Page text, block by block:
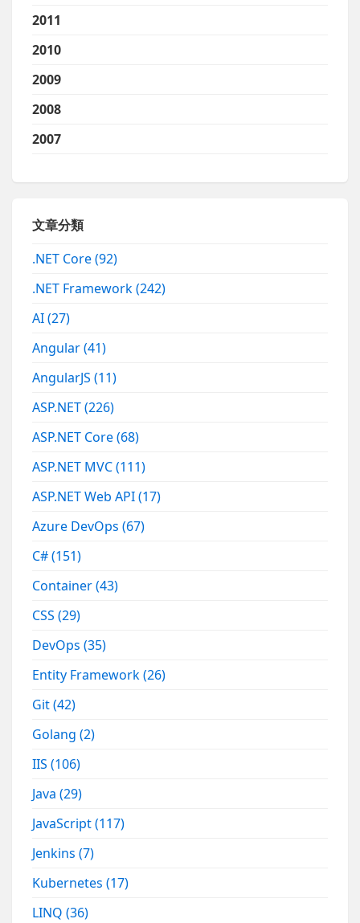
2011
2010
2009
2008
2007
文章分類
.NET Core(92)
.NET Framework(242)
AI(27)
Angular(41)
AngularJS(11)
ASP.NET(226)
ASP.NET Core(68)
ASP.NET MVC(111)
ASP.NET Web API(17)
Azure DevOps(67)
C#(151)
Container(43)
CSS(29)
DevOps(35)
Entity Framework(26)
Git(42)
Golang(2)
IIS(106)
Java(29)
JavaScript(117)
Jenkins(7)
Kubernetes(17)
LINQ(36)